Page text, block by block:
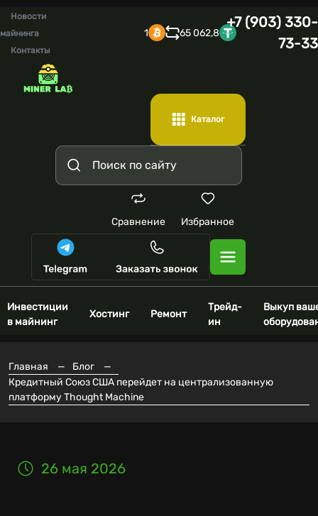
Новости
майнинга
Контакты
1 65 062,8
+7 (903) 330-
73-33
Каталог
Сравнение Избранное
Инвестиции
в майнинг
Хостинг Ремонт
Трейд-
ин
Выкуп
Главная — Блог
—
Кредитный Союз США перейдет на централизованную
платформу Thought Machine
26 мая 2026